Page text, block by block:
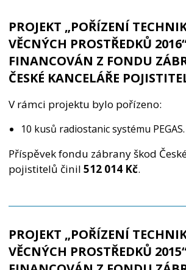
PROJEKT „POŘÍZENÍ
VĚCNÝCH PROSTŘEDKŮ
FINANCOVÁN Z FONDU
ČESKÉ KANCELÁŘE
V rámci projektu bylo pořízeno:
10 kusů radiostanic systému PEGAS.
Příspěvek fondu zábrany škod
pojistitelů činil 512 014 Kč.
PROJEKT „POŘÍZENÍ
VĚCNÝCH PROSTŘEDKŮ